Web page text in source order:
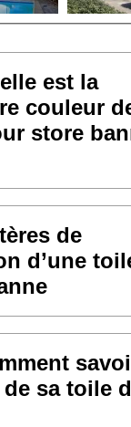
est la
couleur
store
de
d’une
sa toile